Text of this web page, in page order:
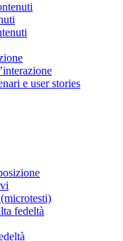
e user stories
fedeltà